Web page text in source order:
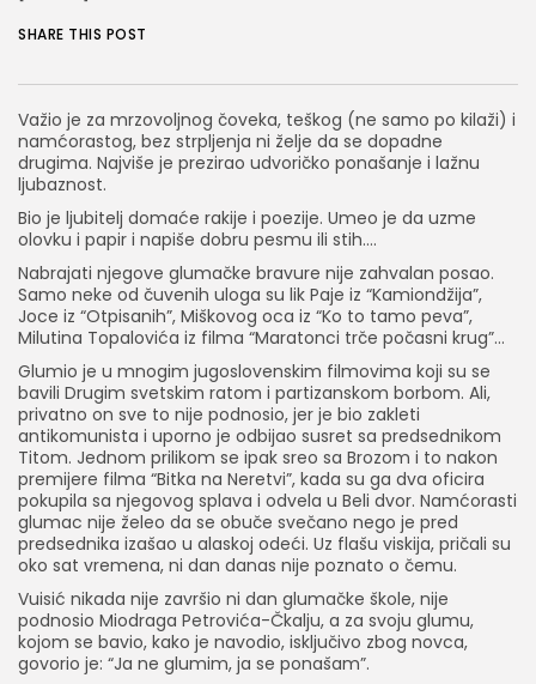
Važio je za mrzovoljnog čoveka, teškog (ne samo po kilaži) i
namćorastog, bez strpljenja ni želje da se dopadne
drugima. Najviše je prezirao udvoričko ponašanje i lažnu
ljubaznost.
Bio je ljubitelj domaće rakije i poezije. Umeo je da uzme
olovku i papir i napiše dobru pesmu ili stih….
Nabrajati njegove glumačke bravure nije zahvalan posao.
Samo neke od čuvenih uloga su lik Paje iz “Kamiondžija”,
Joce iz “Otpisanih”, Miškovog oca iz “Ko to tamo peva”,
Milutina Topalovića iz filma “Maratonci trče počasni krug”…
Glumio je u mnogim jugoslovenskim filmovima koji su se
bavili Drugim svetskim ratom i partizanskom borbom. Ali,
privatno on sve to nije podnosio, jer je bio zakleti
antikomunista i uporno je odbijao susret sa predsednikom
Titom. Jednom prilikom se ipak sreo sa Brozom i to nakon
premijere filma “Bitka na Neretvi”, kada su ga dva oficira
pokupila sa njegovog splava i odvela u Beli dvor. Namćorasti
glumac nije želeo da se obuče svečano nego je pred
predsednika izašao u alaskoj odeći. Uz flašu viskija, pričali su
oko sat vremena, ni dan danas nije poznato o čemu.
Vuisić nikada nije završio ni dan glumačke škole, nije
podnosio Miodraga Petrovića-Čkalju, a za svoju glumu,
kojom se bavio, kako je navodio, isključivo zbog novca,
govorio je: “Ja ne glumim, ja se ponašam”.
SHARE THIS POST